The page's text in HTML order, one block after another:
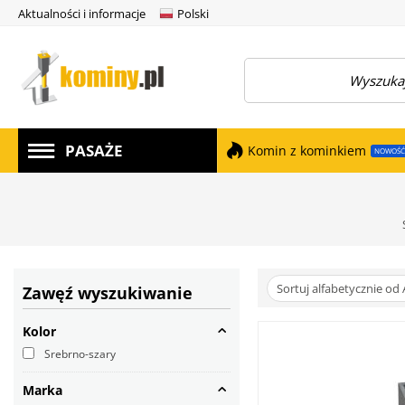
Aktualności i informacje Polski
PASAŻE Komin z kominkiem NOWOŚĆ
Zawęź wyszukiwanie
Kolor
Srebrno-szary
Marka
menu
Sortuj alfabetycznie od